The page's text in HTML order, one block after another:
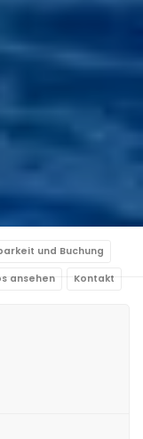
und Buchung
ansehen Kontakt